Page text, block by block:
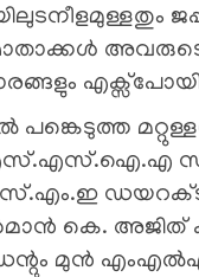
പങ്കെടുത്ത
ഡയറക്ടർ
കെ.
മുൻ